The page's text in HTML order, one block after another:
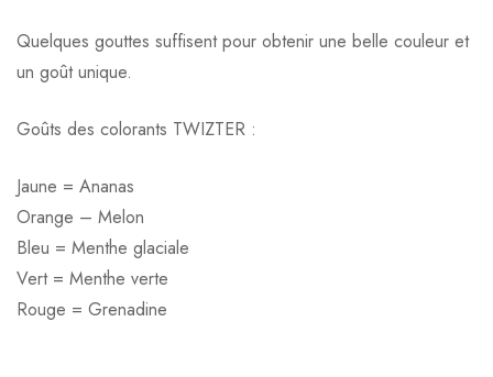
Quelques gouttes suffisent pour obtenir une belle couleur et
un goût unique.
Goûts des colorants TWIZTER :
Jaune = Ananas
Orange – Melon
Bleu = Menthe glaciale
Vert = Menthe verte
Rouge = Grenadine
Il n'y a pas encore d'avis, donnez le vôtre en premier !
votre question !